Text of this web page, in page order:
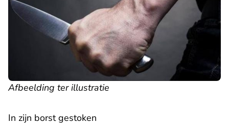
Afbeelding ter illustratie
In zijn borst gestoken